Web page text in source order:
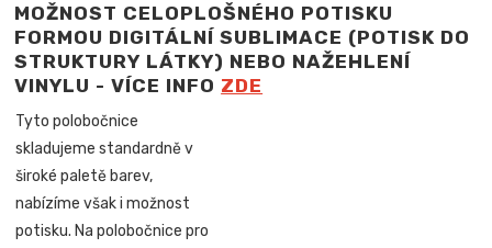
MOŽNOST CELOPLOŠNÉHO POTISKU
FORMOU DIGITÁLNÍ SUBLIMACE (POTISK DO
STRUKTURY LÁTKY) NEBO NAŽEHLENÍ
VINYLU - VÍCE INFO ZDE
Tyto polobočnice
skladujeme standardně v
široké paletě barev,
nabízíme však i možnost
potisku. Na polobočnice pro